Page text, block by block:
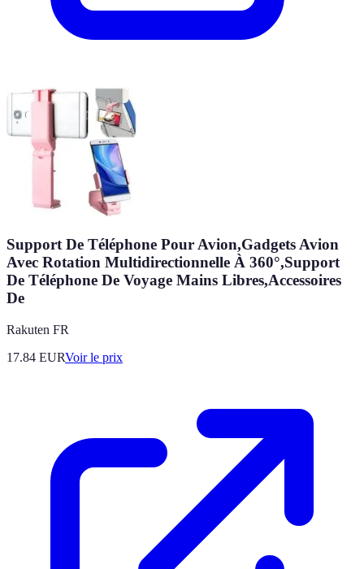
Support De Téléphone Pour Avion,Gadgets Avion
Avec Rotation Multidirectionnelle À 360°,Support
De Téléphone De Voyage Mains Libres,Accessoires
De
Rakuten FR
17.84 EURVoir le prix